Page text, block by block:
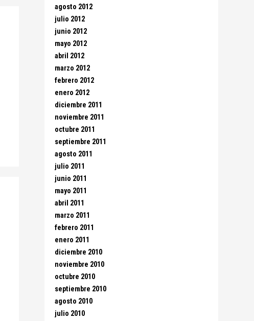
agosto 2012
julio 2012
junio 2012
mayo 2012
abril 2012
marzo 2012
febrero 2012
enero 2012
diciembre 2011
noviembre 2011
octubre 2011
septiembre 2011
agosto 2011
julio 2011
junio 2011
mayo 2011
abril 2011
marzo 2011
febrero 2011
enero 2011
diciembre 2010
noviembre 2010
octubre 2010
septiembre 2010
agosto 2010
julio 2010